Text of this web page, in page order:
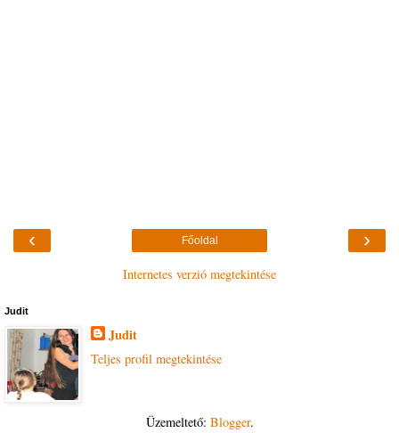
‹ ›
Főoldal
Internetes verzió megtekintése
Judit
Judit
Teljes profil megtekintése
Üzemeltető: Blogger.